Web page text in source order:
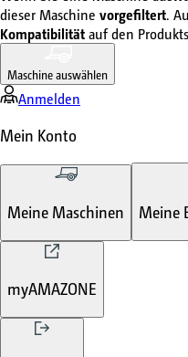
dieser Maschine vorgefiltert.
Kompatibilitätauf den
Maschine auswählen
Anmelden
Mein Konto
Meine Maschinen Meine
myAMAZONE